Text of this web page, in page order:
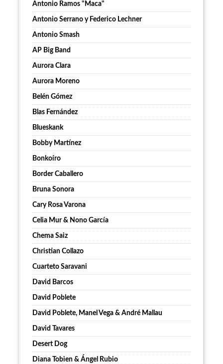
Antonio Ramos "Maca"
Antonio Serrano y Federico Lechner
Antonio Smash
AP Big Band
Aurora Clara
Aurora Moreno
Belén Gómez
Blas Fernández
Blueskank
Bobby Martínez
Bonkoíro
Border Caballero
Bruna Sonora
Cary Rosa Varona
Celia Mur & Nono García
Chema Saiz
Christian Collazo
Cuarteto Saravani
David Barcos
David Poblete
David Poblete, Manel Vega & André Mallau
David Tavares
Desert Dog
Diana Tobien & Ángel Rubio